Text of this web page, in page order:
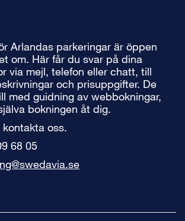
Arlandas parkeringar är öppen
om. Här får du svar på dina
via mejl, telefon eller chatt, till
och prisuppgifter. De
med guidning av webbokningar,
bokningen åt dig.
oss.
68 05